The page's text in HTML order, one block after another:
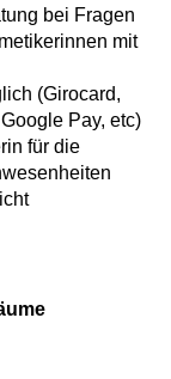
bei Fragen
mit
(Girocard,
Pay, etc)
für die